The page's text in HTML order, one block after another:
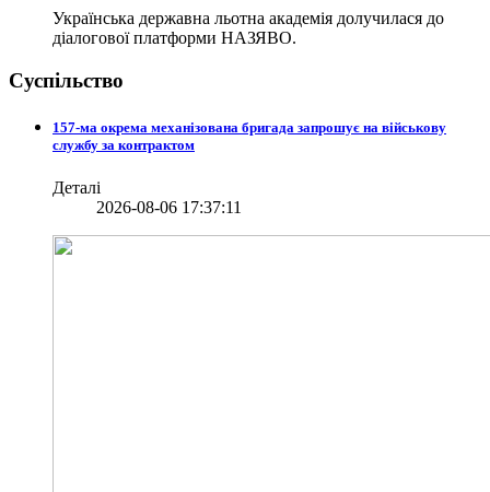
Українська державна льотна академія долучилася до
діалогової платформи НАЗЯВО.
Суспільство
157-ма окрема механізована бригада запрошує на військову
службу за контрактом
Деталі
2026-08-06 17:37:11